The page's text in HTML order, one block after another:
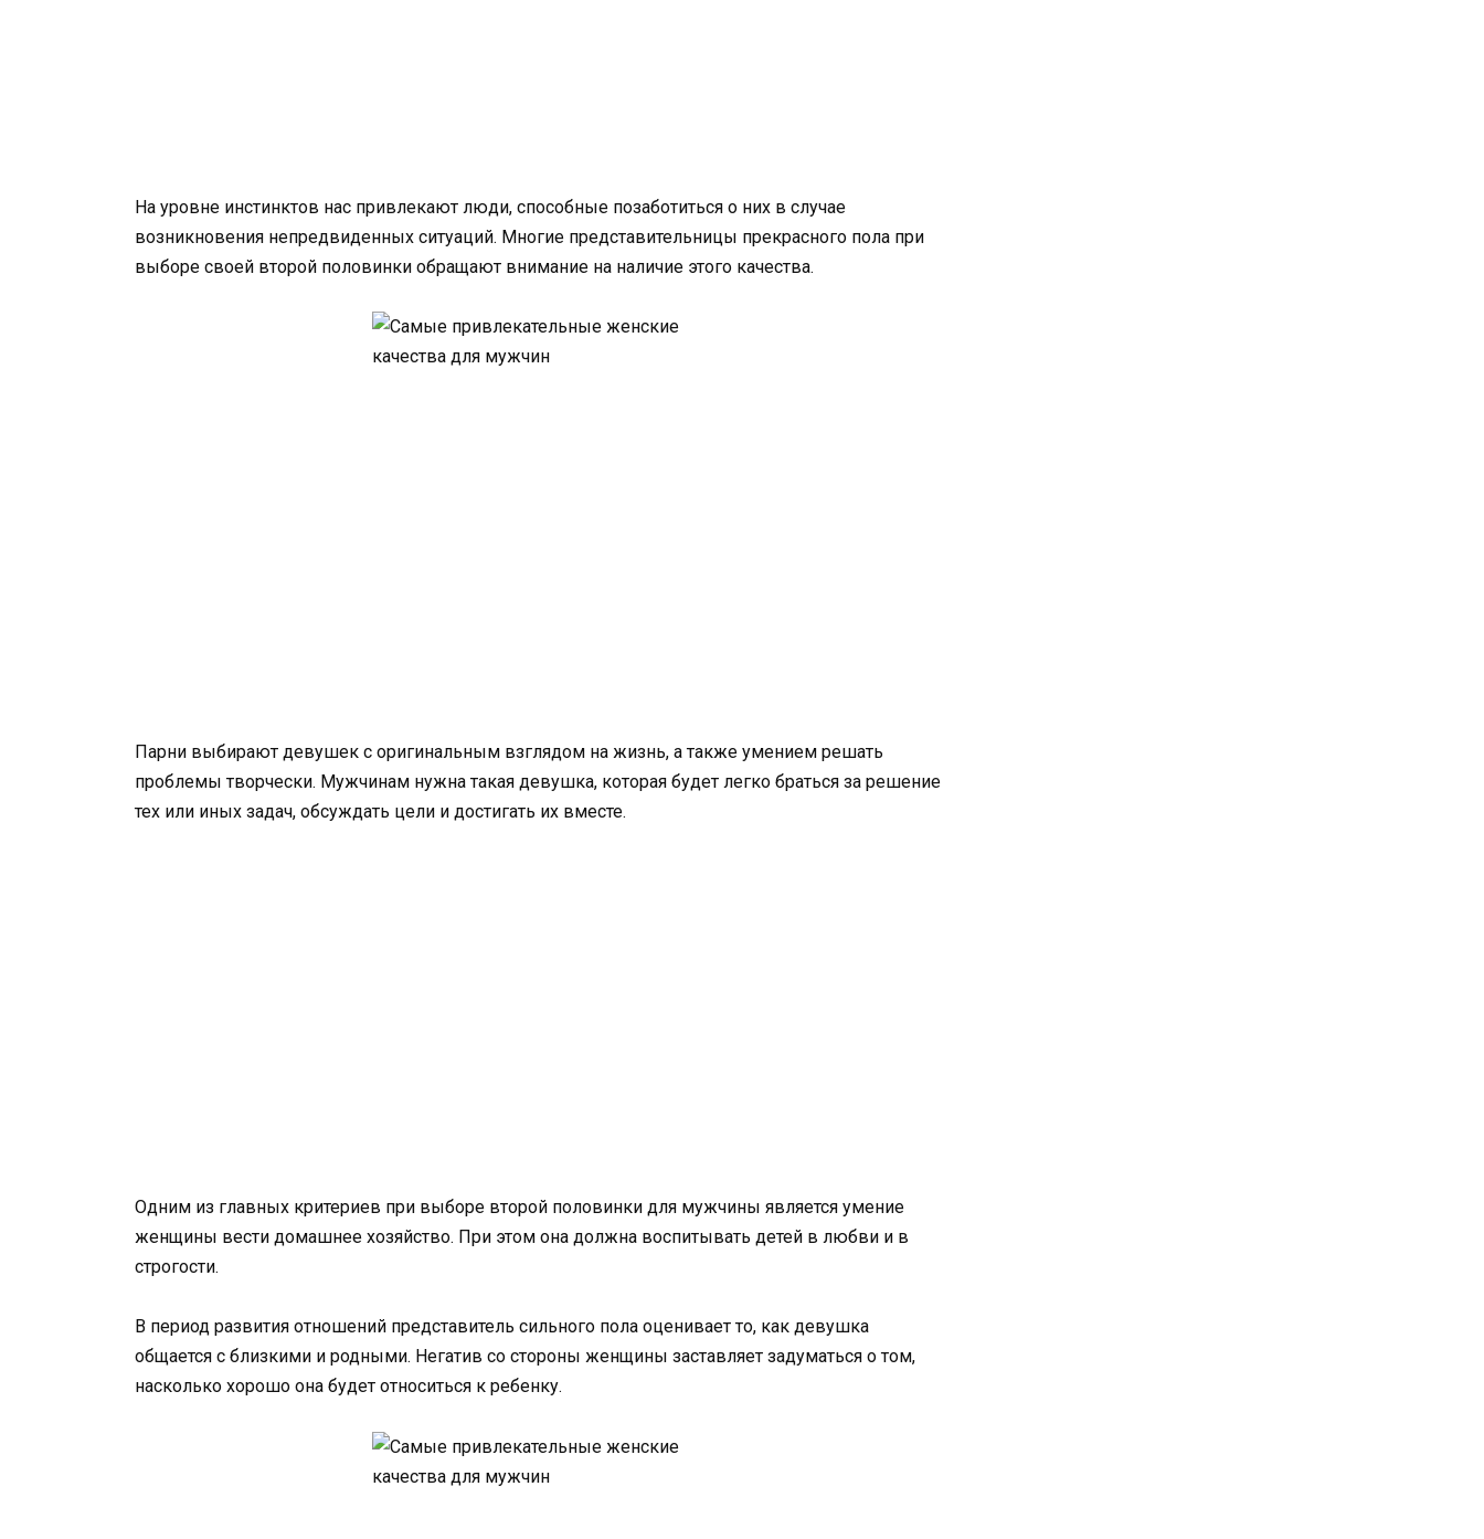
На уровне инстинктов нас привлекают люди, способные позаботиться о них в случае
возникновения непредвиденных ситуаций. Многие представительницы прекрасного пола при
выборе своей второй половинки обращают внимание на наличие этого качества.
Парни выбирают девушек с оригинальным взглядом на жизнь, а также умением решать
проблемы творчески. Мужчинам нужна такая девушка, которая будет легко браться за решение
тех или иных задач, обсуждать цели и достигать их вместе.
Одним из главных критериев при выборе второй половинки для мужчины является умение
женщины вести домашнее хозяйство. При этом она должна воспитывать детей в любви и в
строгости.
В период развития отношений представитель сильного пола оценивает то, как девушка
общается с близкими и родными. Негатив со стороны женщины заставляет задуматься о том,
насколько хорошо она будет относиться к ребенку.